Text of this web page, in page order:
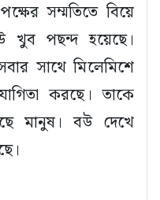
সম্মতিতে বিয়ে
খুব পছন্দ হয়েছে।
সাথে মিলেমিশে
করছে। তাকে
মানুষ। বউ দেখে